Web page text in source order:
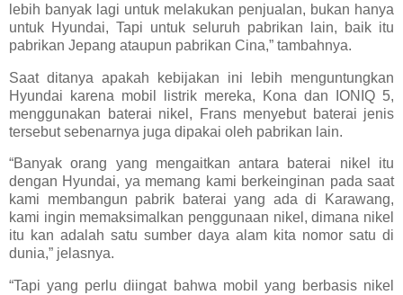
lebih banyak lagi untuk melakukan penjualan, bukan hanya
untuk Hyundai, Tapi untuk seluruh pabrikan lain, baik itu
pabrikan Jepang ataupun pabrikan Cina,” tambahnya.
Saat ditanya apakah kebijakan ini lebih menguntungkan
Hyundai karena mobil listrik mereka, Kona dan IONIQ 5,
menggunakan baterai nikel, Frans menyebut baterai jenis
tersebut sebenarnya juga dipakai oleh pabrikan lain.
“Banyak orang yang mengaitkan antara baterai nikel itu
dengan Hyundai, ya memang kami berkeinginan pada saat
kami membangun pabrik baterai yang ada di Karawang,
kami ingin memaksimalkan penggunaan nikel, dimana nikel
itu kan adalah satu sumber daya alam kita nomor satu di
dunia,” jelasnya.
“Tapi yang perlu diingat bahwa mobil yang berbasis nikel